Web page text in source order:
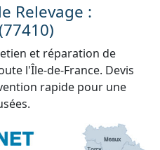
Relevage :
et réparation de
l'Île-de-France. Devis
rapide pour une